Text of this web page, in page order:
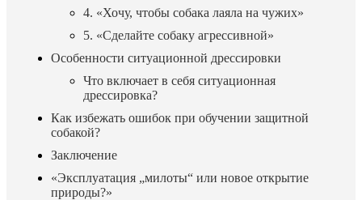
4. «Хочу, чтобы собака лаяла на чужих»
5. «Сделайте собаку агрессивной»
Особенности ситуационной дрессировки
Что включает в себя ситуационная
дрессировка?
Как избежать ошибок при обучении защитной
собакой?
Заключение
«Эксплуатация „милоты“ или новое открытие
природы?»